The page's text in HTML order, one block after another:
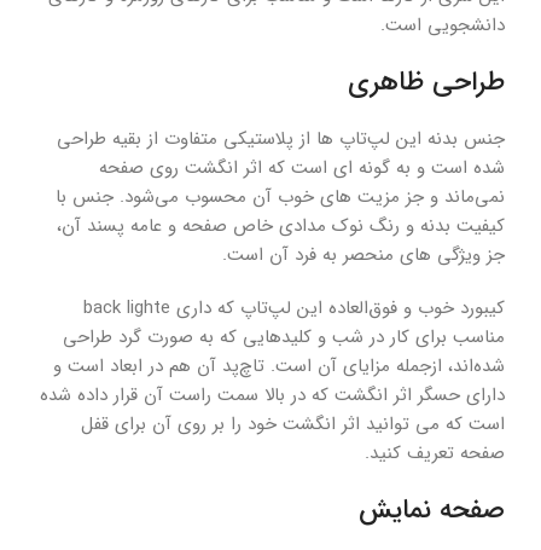
دانشجویی است.
طراحی ظاهری
جنس بدنه این لپ‌تاپ ها از پلاستیکی متفاوت از بقیه طراحی
شده است و به گونه ای است که اثر انگشت روی صفحه
نمی‌ماند و جز مزیت های خوب آن محسوب می‌شود. جنس با
کیفیت بدنه و رنگ نوک مدادی خاص صفحه و عامه پسند آن،
جز ویژگی های منحصر به فرد آن است.
کیبورد خوب و فوق‌العاده این لپ‌تاپ که داری back lighte
مناسب برای کار در شب و کلیدهایی که به صورت گرد طراحی
شده‌اند، ازجمله مزایای آن است. تاچ‌پد آن هم در ابعاد است و
دارای حسگر اثر انگشت که در بالا سمت راست آن قرار داده شده
است که می توانید اثر انگشت خود را بر روی آن برای قفل
صفحه تعریف کنید.
صفحه نمایش